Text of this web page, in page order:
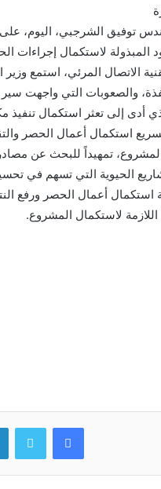
توفيق الشرجبي،
المبذولة لاستكمال إجراءات
الاتصال المرئي، استمع
والصعوبات التي واجهت
أدى إلى تعثر استكمال
استكمال أعمال الحصر
تمهيداً للبحث عن
الحيوية التي تسهم في
أعمال الحصر ورفع
اللازمة لاستكمال المشروع.
فيسبوك